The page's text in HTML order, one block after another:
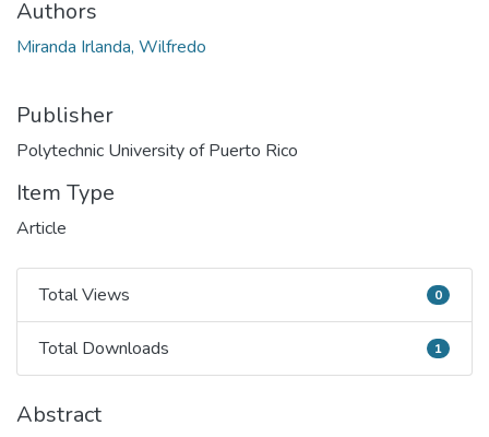
Authors
Miranda Irlanda, Wilfredo
Publisher
Polytechnic University of Puerto Rico
Item Type
Article
Total Views
Total Views 0
Total Downloads
Total Downloads 1
Abstract